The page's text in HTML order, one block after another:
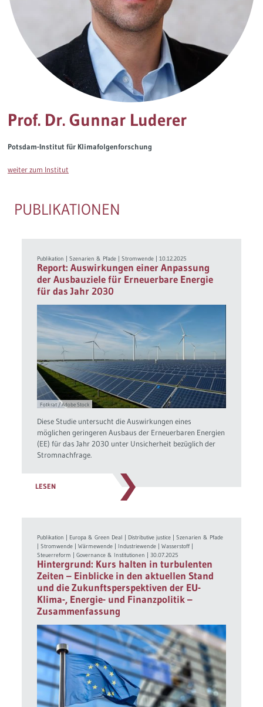
Prof. Dr. Gunnar Luderer
Potsdam-Institut für Klimafolgenforschung
weiter zum Institut
PUBLIKATIONEN
Publikation |Szenarien & Pfade |Stromwende |10.12.2025
Report: Auswirkungen einer Anpassung
der Ausbauziele für Erneuerbare Energie
für das Jahr 2030
Fotkrat / Adobe Stock
Diese Studie untersucht die Auswirkungen eines
möglichen geringeren Ausbaus der Erneuerbaren Energien
(EE) für das Jahr 2030 unter Unsicherheit bezüglich der
Stromnachfrage.
LESEN
Publikation Europa & Green Deal Distributive justice |Szenarien & Pfade
|Stromwende |Wärmewende Industriewende |Wasserstoff
Steuerreform |Governance & Institutionen |30.07.2025
Hintergrund: Kurs halten in turbulenten
Zeiten – Einblicke in den aktuellen Stand
und die Zukunftsperspektiven der EU-
Klima-, Energie- und Finanzpolitik –
Zusammenfassung
Governance
Europa & Green Deal
Themen Übersicht
Soziales Nachhaltigkeitsbarometer